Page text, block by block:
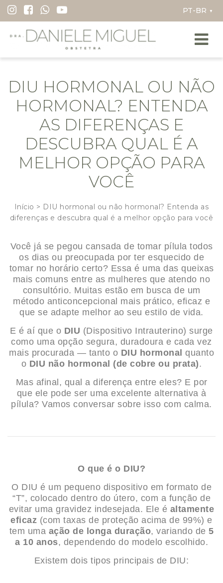
r
r
▼
DIU HORMONAL OU NÃO
HORMONAL? ENTENDA
AS DIFERENÇAS E
DESCUBRA QUAL É A
MELHOR OPÇÃO PARA
VOCÊ
Início > DIU hormonal ou não hormonal? Entenda as
diferenças e descubra qual é a melhor opção para você
Você já se pegou cansada de tomar pílula todos
os dias ou preocupada por ter esquecido de
tomar no horário certo? Essa é uma das queixas
mais comuns entre as mulheres que atendo no
consultório. Muitas estão em busca de um
método anticoncepcional mais prático, eficaz e
que se adapte melhor ao seu estilo de vida.
E é aí que o DIU (Dispositivo Intrauterino) surge
como uma opção segura, duradoura e cada vez
mais procurada — tanto o DIU hormonal quanto
o DIU não hormonal (de cobre ou prata).
Mas afinal, qual a diferença entre eles? E por
que ele pode ser uma excelente alternativa à
pílula? Vamos conversar sobre isso com calma.
O que é o DIU?
O DIU é um pequeno dispositivo em formato de
“T”, colocado dentro do útero, com a função de
evitar uma gravidez indesejada. Ele é altamente
eficaz (com taxas de proteção acima de 99%) e
tem uma ação de longa duração, variando de 5
a 10 anos, dependendo do modelo escolhido.
Existem dois tipos principais de DIU: